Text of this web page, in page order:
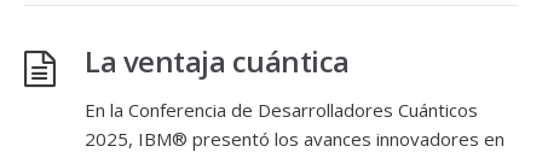
La ventaja cuántica
En la Conferencia de Desarrolladores Cuánticos
2025, IBM® presentó los avances innovadores en